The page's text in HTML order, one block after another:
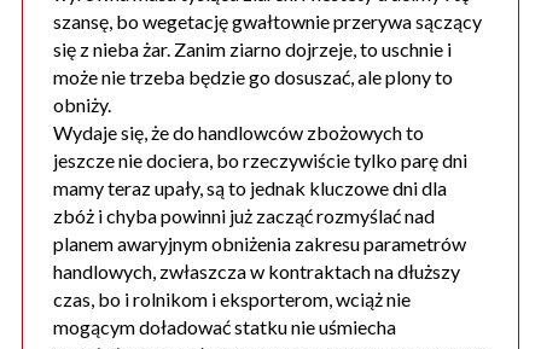
szansę, bo wegetację gwałtownie przerywa sączący
się z nieba żar. Zanim ziarno dojrzeje, to uschnie i
może nie trzeba będzie go dosuszać, ale plony to
obniży.
Wydaje się, że do handlowców zbożowych to
jeszcze nie dociera, bo rzeczywiście tylko parę dni
mamy teraz upały, są to jednak kluczowe dni dla
zbóż i chyba powinni już zacząć rozmyślać nad
planem awaryjnym obniżenia zakresu parametrów
handlowych, zwłaszcza w kontraktach na dłuższy
czas, bo i rolnikom i eksporterom, wciąż nie
mogącym doładować statku nie uśmiecha